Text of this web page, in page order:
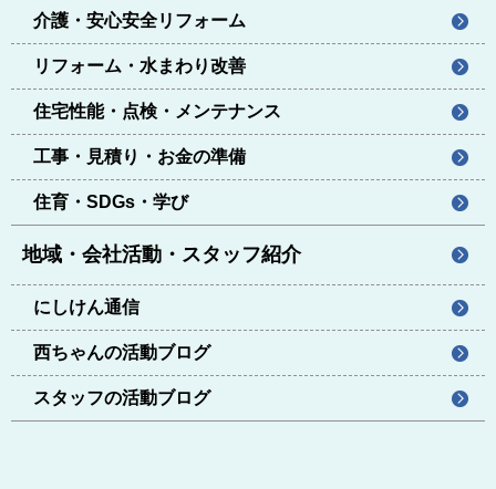
介護・安心安全リフォーム
リフォーム・水まわり改善
住宅性能・点検・メンテナンス
工事・見積り・お金の準備
住育・SDGs・学び
地域・会社活動・スタッフ紹介
にしけん通信
西ちゃんの活動ブログ
スタッフの活動ブログ